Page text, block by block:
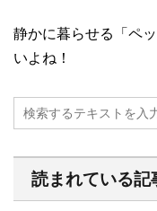
静かに暮らせる「ペ
いよね！
読まれている記